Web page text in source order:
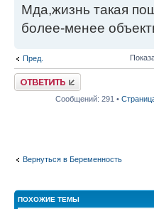
Мда,жизнь такая
более-менее
Пред.
Ответить
Сообщений: 291 •
Вернуться в Беременность
ПОХОЖИЕ ТЕМЫ